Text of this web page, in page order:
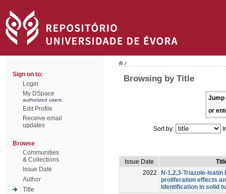
Sign on to:
Login
My DSpace
authorized users
Edit Profile
Receive email
updates
Browse
Communities
& Collections
Issue Date
Author
Title
/
Browsing by Title
Jump
or
Sort by:
Issue Date
2022
N-1,2,3-Triazole-
proliferation effects
identification in solid